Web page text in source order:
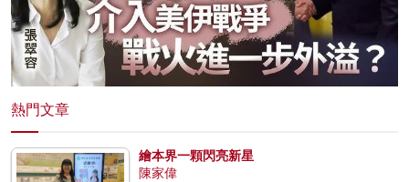
熱門文章
繪本界一顆閃亮新星
陳家偉